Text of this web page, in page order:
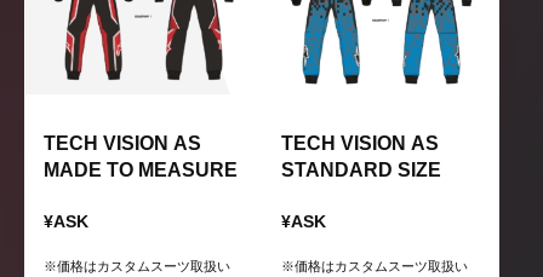
TECH VISION AS
MADE TO MEASURE
¥ASK
※価格はカスタムスーツ取扱い
TECH VISION AS
STANDARD SIZE
¥ASK
※価格はカスタムスーツ取扱い